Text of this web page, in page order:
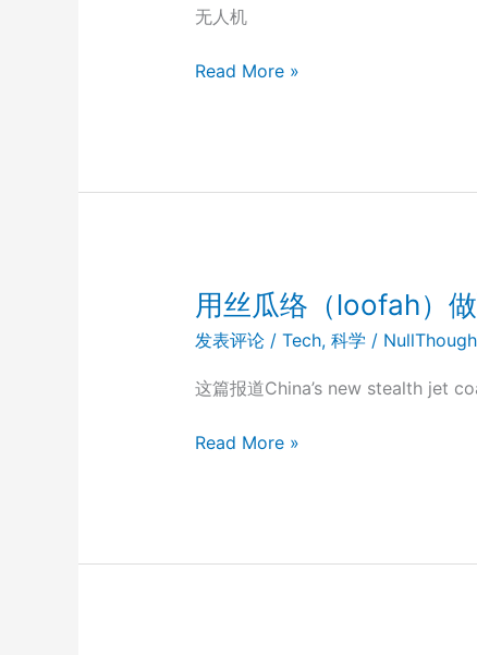
无人机
Anduril：
Read More »
用丝瓜络（loofah）
发表评论 / Tech, 科学 /
这篇报道China’s new stealth jet
用
Read More »